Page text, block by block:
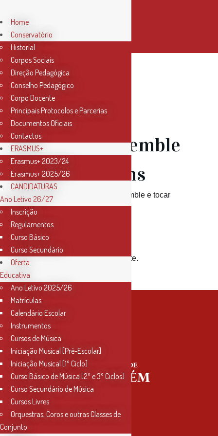
24 OutEnsemble
de Bandolins
Venha conhecer este ensemble e tocar
bandolim em conjunto!
3as feiras,
das 15h às 16h.
Com o Professor Rui Vicente.
Home
Conservatório
Historial
Corpos Sociais
Direção Pedagógica
Conselho Pedagógico
Corpo Docente
Principais Protocolos e Parcerias
Documentos Oficiais
Contactos
ERASMUS+
Erasmus+ 2023/24
Erasmus+ 2025/26
CANDIDATURAS
Ano Letivo 26/27
Inscrição
Regulamentos
Curso Básico
Curso Secundário
Oferta
Educativa
Ano Letivo 2025/26
Matrículas
Calendário Escolar
Instrumentos
Cursos de Música
Iniciação Musical [Pré-Escolar]
Iniciação Musical [1º Ciclo]
Curso Básico de Música [2º e 3º Ciclos]
Curso Secundário de Música
Cursos Livres
Orquestras, Coros e outras Classes de
Conjunto